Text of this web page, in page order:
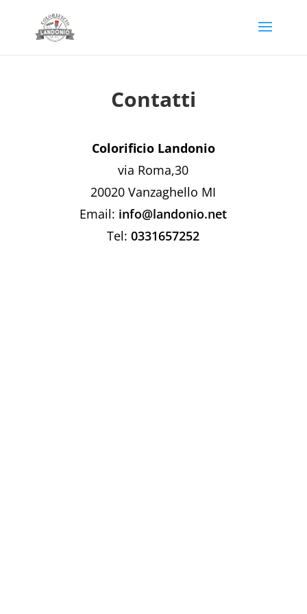
Contatti
Colorificio Landonio
via Roma,30
20020 Vanzaghello MI
Email: info@landonio.net
Tel: 0331657252